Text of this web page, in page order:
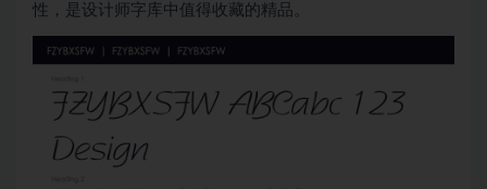
性，是设计师字库中值得收藏的精品。